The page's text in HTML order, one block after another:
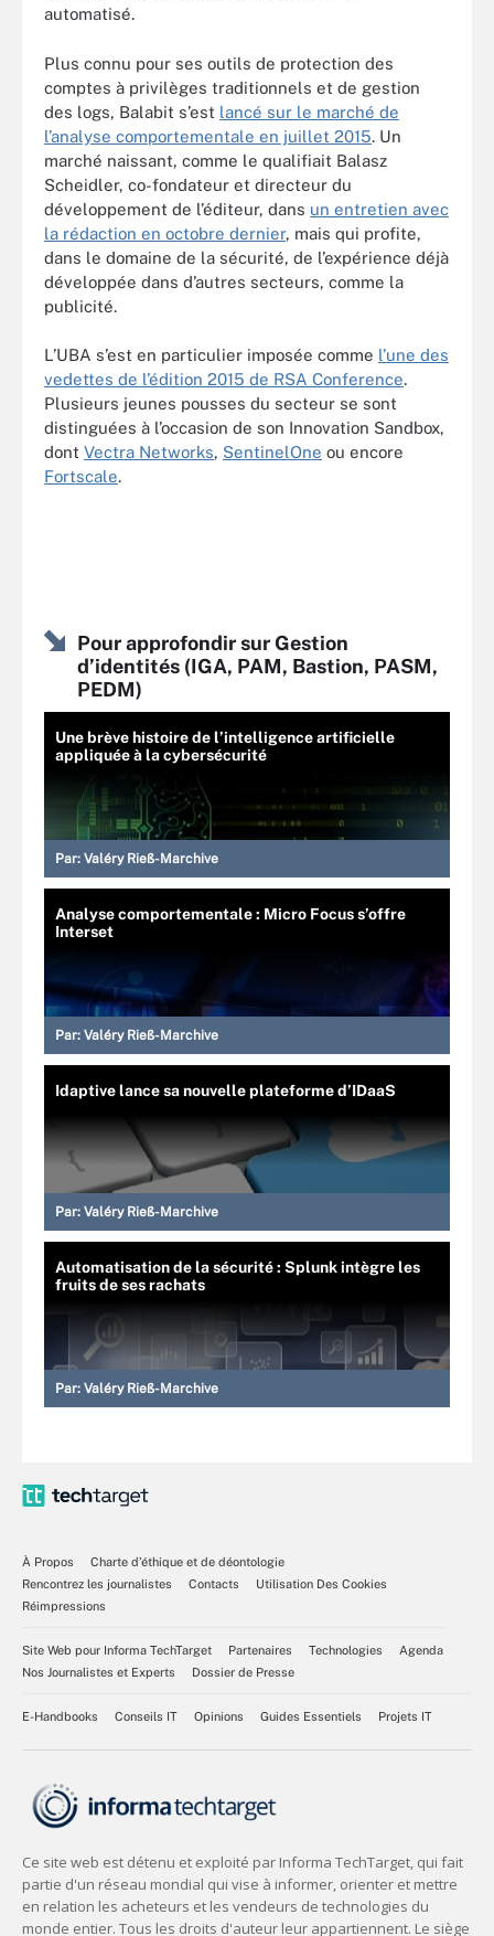
automatisé.
Plus connu pour ses outils de protection des
comptes à privilèges traditionnels et de gestion
des logs, Balabit s’est lancé sur le marché de
l’analyse comportementale en juillet 2015. Un
marché naissant, comme le qualifiait Balasz
Scheidler, co-fondateur et directeur du
développement de l’éditeur, dans un entretien avec
la rédaction en octobre dernier, mais qui profite,
dans le domaine de la sécurité, de l’expérience déjà
développée dans d’autres secteurs, comme la
publicité.
L’UBA s’est en particulier imposée comme l’une des
vedettes de l’édition 2015 de RSA Conference.
Plusieurs jeunes pousses du secteur se sont
distinguées à l’occasion de son Innovation Sandbox,
dont Vectra Networks, SentinelOne ou encore
Fortscale.
Pour approfondir sur Gestion
d’identités (IGA, PAM, Bastion, PASM,
PEDM)
Une brève histoire de l’intelligence artificielle
appliquée à la cybersécurité
Par: Valéry Rieß-Marchive
Analyse comportementale : Micro Focus s’offre
Interset
Par: Valéry Rieß-Marchive
Idaptive lance sa nouvelle plateforme d’IDaaS
Par: Valéry Rieß-Marchive
Automatisation de la sécurité : Splunk intègre les
fruits de ses rachats
Par: Valéry Rieß-Marchive
À Propos
Charte d’éthique et de déontologie
Rencontrez les journalistes
Contacts
Utilisation Des Cookies
Réimpressions
Site Web pour Informa TechTarget Partenaires Technologies
Agenda
Nos Journalistes et Experts
Dossier de Presse
E-Handbooks Conseils IT Opinions Guides Essentiels Projets IT